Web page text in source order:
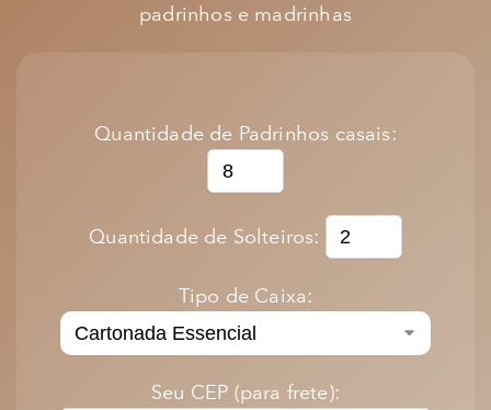
padrinhos e madrinhas
Quantidade de Padrinhos casais:
Quantidade de Solteiros:
Tipo de Caixa:
Seu CEP (para frete):